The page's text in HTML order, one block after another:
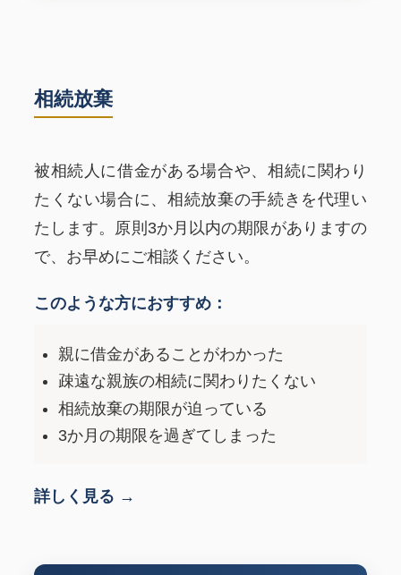
相続放棄
被相続人に借金がある場合や、相続に関わり
たくない場合に、相続放棄の手続きを代理い
たします。原則3か月以内の期限がありますの
で、お早めにご相談ください。
このような方におすすめ：
親に借金があることがわかった
疎遠な親族の相続に関わりたくない
相続放棄の期限が迫っている
3か月の期限を過ぎてしまった
詳しく見る →